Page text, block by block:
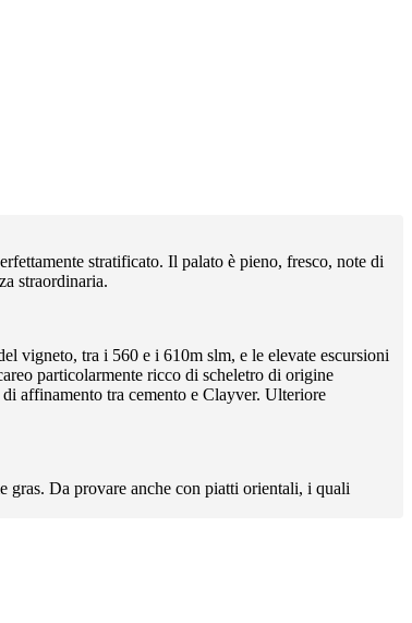
stratificato. Il palato è pieno, fresco, note di
straordinaria.
vigneto, tra i 560 e i 610m slm, e le elevate escursioni
particolarmente ricco di scheletro di origine
affinamento tra cemento e Clayver. Ulteriore
gras. Da provare anche con piatti orientali, i quali